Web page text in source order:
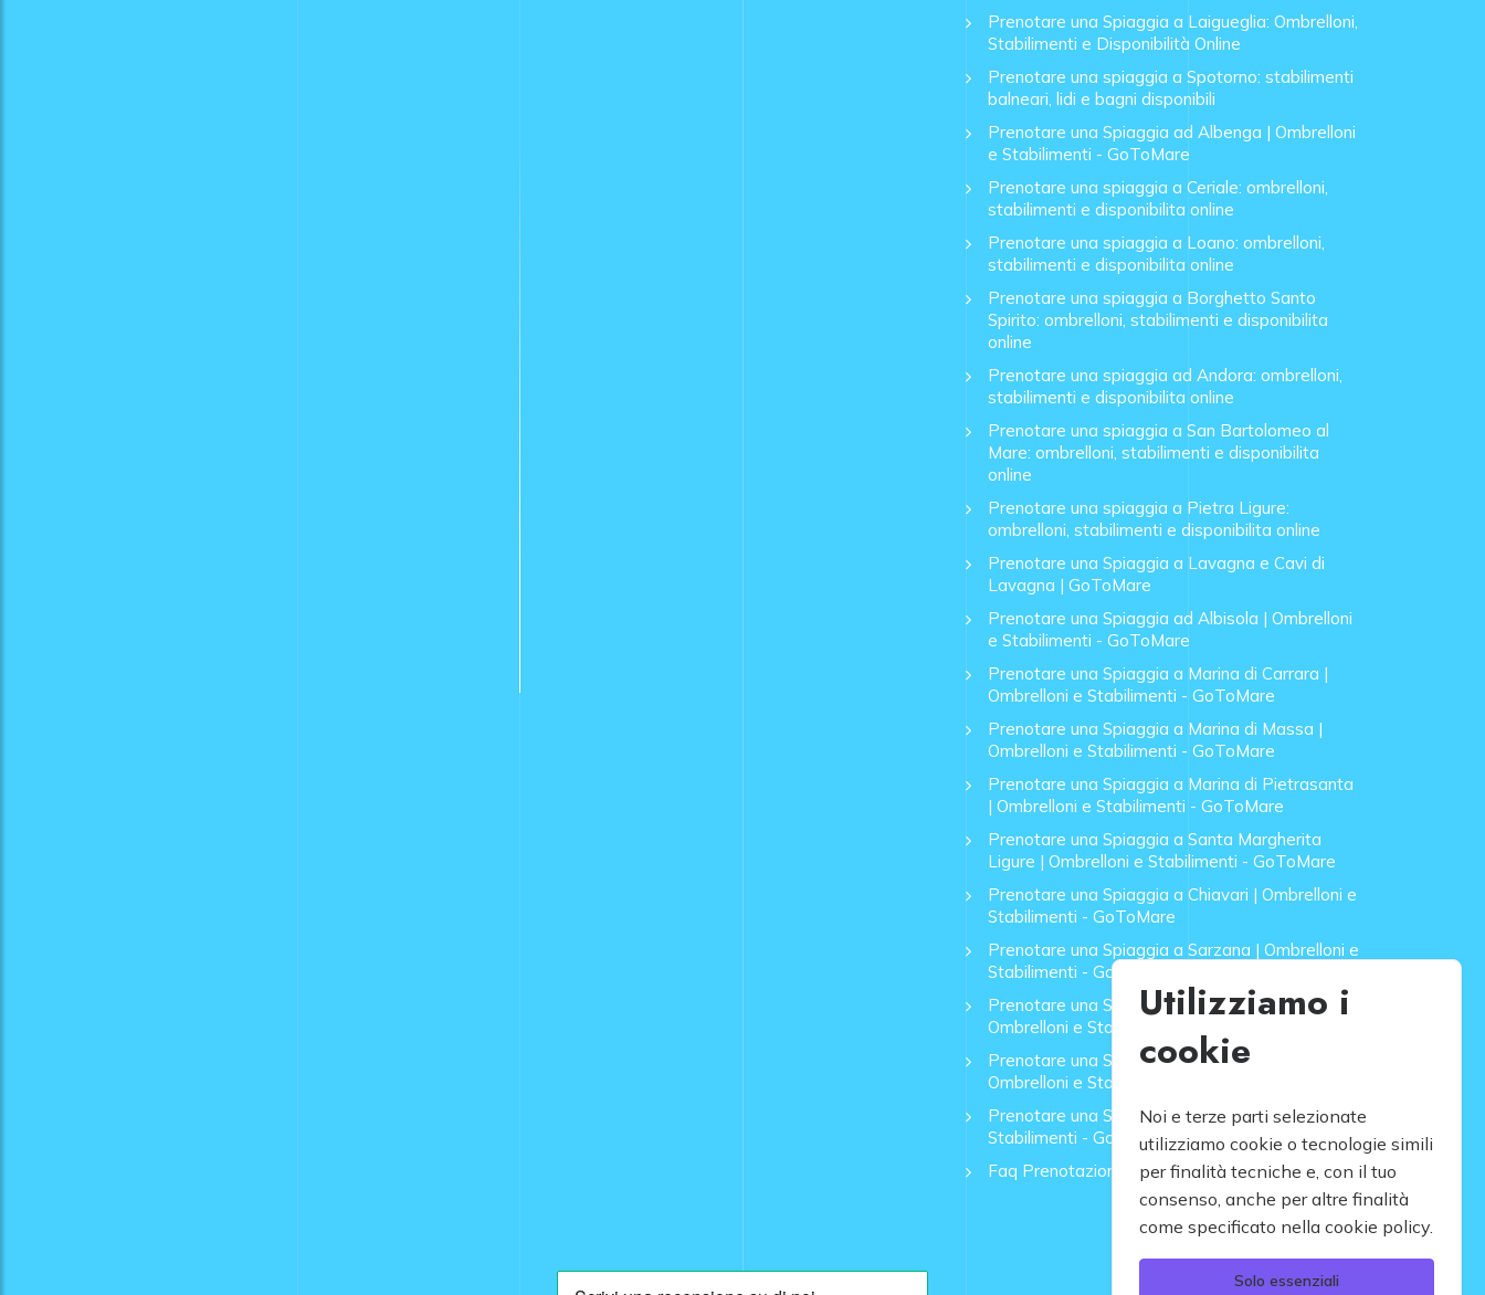
Prenotare una Spiaggia a Laigueglia: Ombrelloni,
Stabilimenti e Disponibilità Online
Prenotare una spiaggia a Spotorno: stabilimenti
balneari, lidi e bagni disponibili
Prenotare una Spiaggia ad Albenga | Ombrelloni
e Stabilimenti - GoToMare
Prenotare una spiaggia a Ceriale: ombrelloni,
stabilimenti e disponibilita online
Prenotare una spiaggia a Loano: ombrelloni,
stabilimenti e disponibilita online
Prenotare una spiaggia a Borghetto Santo
Spirito: ombrelloni, stabilimenti e disponibilita
online
Prenotare una spiaggia ad Andora: ombrelloni,
stabilimenti e disponibilita online
Prenotare una spiaggia a San Bartolomeo al
Mare: ombrelloni, stabilimenti e disponibilita
online
Prenotare una spiaggia a Pietra Ligure:
ombrelloni, stabilimenti e disponibilita online
Prenotare una Spiaggia a Lavagna e Cavi di
Lavagna | GoToMare
Prenotare una Spiaggia ad Albisola | Ombrelloni
e Stabilimenti - GoToMare
Prenotare una Spiaggia a Marina di Carrara |
Ombrelloni e Stabilimenti - GoToMare
Prenotare una Spiaggia a Marina di Massa |
Ombrelloni e Stabilimenti - GoToMare
Prenotare una Spiaggia a Marina di Pietrasanta
| Ombrelloni e Stabilimenti - GoToMare
Prenotare una Spiaggia a Santa Margherita
Ligure | Ombrelloni e Stabilimenti - GoToMare
Prenotare una Spiaggia a Chiavari | Ombrelloni e
Stabilimenti - GoToMare
Prenotare una Spiaggia a Sarzana | Ombrelloni e
Stabilimenti - GoToMare
Prenotare una Spiaggia a Forte dei Marmi |
Ombrelloni e Stabilimenti - GoToMare
Prenotare una Spiaggia a Lido di Camaiore |
Ombrelloni e Stabilimenti - GoToMare
Prenotare una Spiaggia a Rapallo | Ombrelloni e
Stabilimenti - GoToMare
Faq Prenotazione Spiagge
Utilizziamo i
cookie
Noi e terze parti selezionate
utilizziamo cookie o tecnologie simili
per finalità tecniche e, con il tuo
consenso, anche per altre finalità
come specificato nella cookie policy.
Solo essenziali